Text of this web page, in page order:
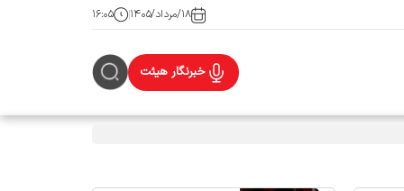
۱۸/مرداد/۱۴۰۵ ۱۶:۰۵
خبرنگار هیئت